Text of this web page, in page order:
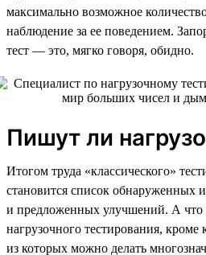
максимально возможное
наблюдение за ее поведением.
тест — это, мягко говоря, обидно.
Пишут ли
Итогом труда «классического»
становится список обнаруженных
и предложенных улучшений. А что
нагрузочного тестирования, кроме
из которых можно делать